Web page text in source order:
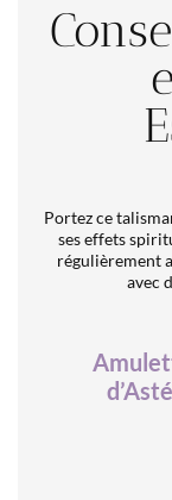
Portez ce
ses effets
régulièrement
avec